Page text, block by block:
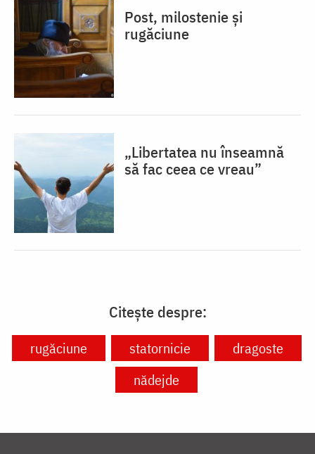
Post, milostenie și
rugăciune
„Libertatea nu înseamnă
să fac ceea ce vreau”
Citește despre:
rugăciune statornicie
dragoste
nădejde